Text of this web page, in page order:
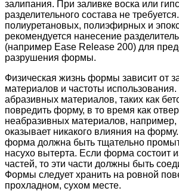
залипания. При заливке воска или
разделительного состава не
полиуретановых, полиэфирных и
рекомендуется нанесение
(например Ease Release 200) для
разрушения формы.
Физическая жизнь формы зависит от
материалов и частоты
абразивных материалов, таких как
повредить форму, в то время как
неабразивных материалов, например,
оказывает никакого влияния на
форма должна быть тщательно
насухо вытерта. Если форма состоит
частей, то эти части должны быть
Формы следует хранить на ровной
прохладном, сухом месте.